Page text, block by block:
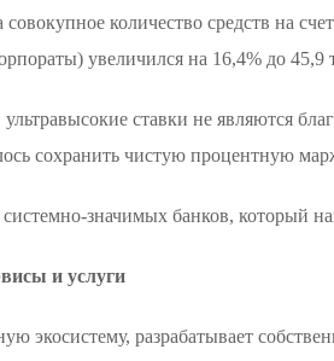
количество средств на
увеличился на 16,4% до 45,9
ставки не являются
сохранить чистую процентную
значимых банков, который
и услуги
экосистему, разрабатывает